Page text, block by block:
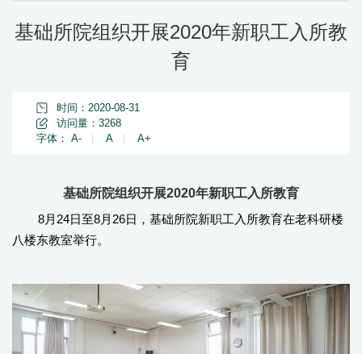
基础所院组织开展2020年新职工入所教
育
时间：2020-08-31
访问量： 3268
字体： A- A A+
基础所院组织开展2020年新职工入所教育
8月24日至8月26日，基础所院新职工入所教育在老科研楼
八楼东教室举行。